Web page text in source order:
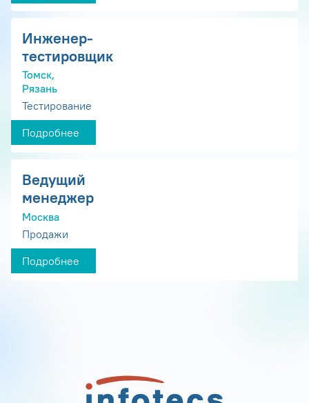
Инженер-
тестировщик
Томск,
Рязань
Тестирование
Подробнее
Ведущий
менеджер
Москва
Продажи
Подробнее